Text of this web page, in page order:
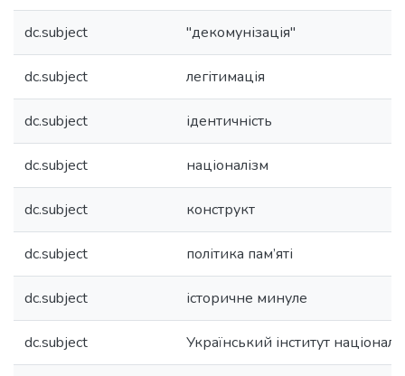
dc.subject "декомунізація"
dc.subject легітимація
dc.subject ідентичність
dc.subject націоналізм
dc.subject конструкт
dc.subject політика пам’яті
dc.subject історичне минуле
dc.subject Український інститут